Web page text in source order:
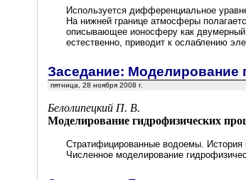
Используется дифференциальное
На нижней границе атмосферы
описывающее ионосферу как
естественно, приводит к ослаблению
Заседание: Моделирование
пятница, 28 ноября 2008 г.
Белолипецкий П. В.
Моделирование гидрофизических
Стратифицированные водоемы. История
Численное моделирование